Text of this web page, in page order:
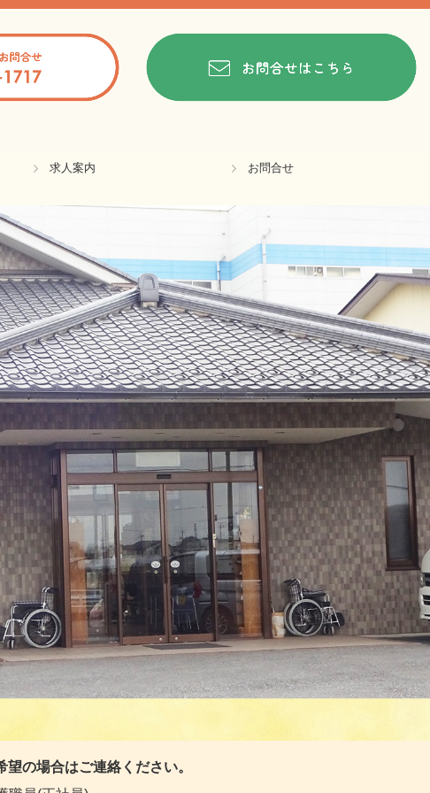
求人案内
正社員：特養介護職員（ユニット）
正社員：特養介護職員（従来型）
正社員：デイ介護職員
正社員：デイ看護職員
パート：デイ看護職員
パート：デイ入浴介助
お問合せ
場合はご連絡ください。